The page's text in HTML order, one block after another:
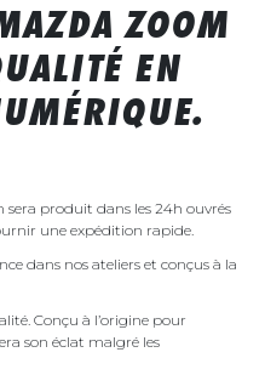
ZOOM
EN
produit dans les 24h ouvrés
une expédition rapide.
dans nos ateliers et conçus à la
Conçu à l’origine pour
son éclat malgré les